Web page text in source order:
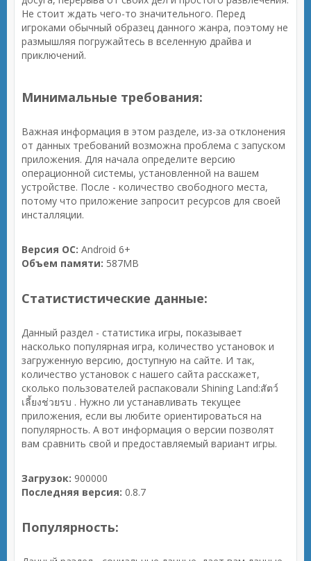
Не стоит ждать чего-то значительного. Перед
игроками обычный образец данного жанра, поэтому не
размышляя погружайтесь в вселенную драйва и
приключений.
Минимальные требования:
Важная информация в этом разделе, из-за отклонения
от данных требований возможна проблема с запуском
приложения. Для начала определите версию
операционной системы, установленной на вашем
устройстве. После - количество свободного места,
потому что приложение запросит ресурсов для своей
инсталляции.
Версия ОС: Android 6+
Объем памяти: 587MB
Статистистические данные:
Данный раздел - статистика игры, показывает
насколько популярная игра, количество установок и
загруженную версию, доступную на сайте. И так,
количество установок с нашего сайта расскажет,
сколько пользователей распаковали Shining Land:สัตว์
เลี้ยงช่วยรบ . Нужно ли устанавливать текущее
приложения, если вы любите ориентироваться на
популярность. А вот информация о версии позволят
вам сравнить свой и предоставляемый вариант игры.
Загрузок: 900000
Последняя версия: 0.8.7
Популярность: